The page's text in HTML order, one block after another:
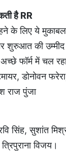
है RR
के लिए ये
की उम्मीद
फॉर्म में चल
डोनोवन
राज पुंजा
सिंह, सुशांत
विजय।